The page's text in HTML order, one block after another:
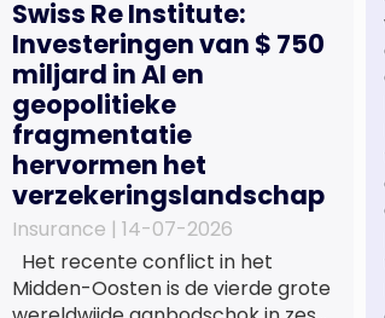
Swiss Re Institute:
Investeringen van $ 750
miljard in AI en
geopolitieke
fragmentatie
hervormen het
verzekeringslandschap
Insurance | 14-07-2026
Het recente conflict in het
Midden-Oosten is de vierde grote